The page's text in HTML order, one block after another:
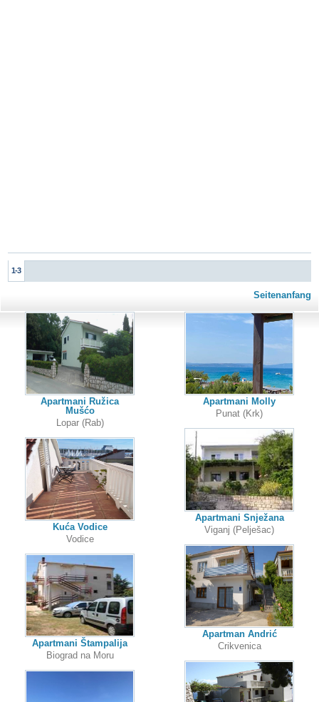
1-3
Seitenanfang
Apartmani Ružica
Mušćo
Lopar (Rab)
Kuća Vodice
Vodice
Apartmani Štampalija
Biograd na Moru
Apartmani Molly
Punat (Krk)
Apartmani Snježana
Viganj (Pelješac)
Apartman Andrić
Crikvenica